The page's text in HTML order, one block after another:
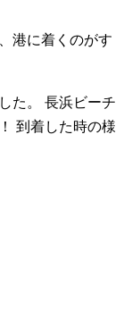
港に着くのがす
た。 長浜ビーチ
到着した時の様